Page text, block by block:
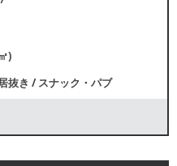
)
抜き /スナック・パブ